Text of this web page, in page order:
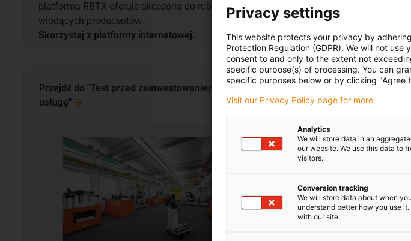
platforma RBTX oferuje akcesoria do robotyki od
wiodących producentów.
Skorzystaj z platformy internetowej.
procesy w mniej niż 12
młodych inżynierów, to
Poznaj świat
Przejdź do "Test przed zainwestowaniem w
usługę"
Przejdź do usługi
Privacy settings
This website protects your privacy by
Protection Regulation (GDPR). We will not
consent to and only to the extent not
specific purpose(s) of processing. You can
specific purposes below or by clicking "Agree
Visit our Privacy Policy page for more
Analytics
We will store data in an
our website. We use this data to
visitors.
Conversion tracking
We will store data about when
understand better how you use
with our site.